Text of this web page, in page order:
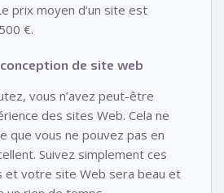
prix moyen d’un site est
€.
de site web
vous n’avez peut-être
des sites Web. Cela ne
que vous ne pouvez pas en
Suivez simplement ces
et votre site Web sera beau et